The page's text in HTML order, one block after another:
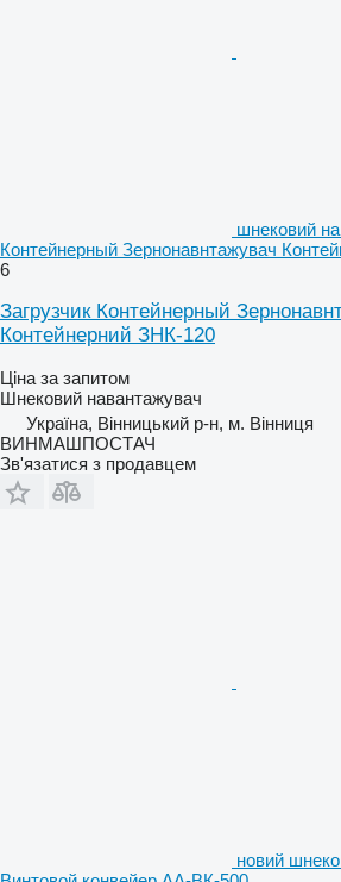
шнековий
Контейнерный Зернонавнтажувач
6
Загрузчик Контейнерный
Контейнерний ЗНК-120
Ціна за запитом
Шнековий навантажувач
Україна, Вінницький р-н, м. Вінниця
ВИНМАШПОСТАЧ
Зв'язатися з продавцем
новий